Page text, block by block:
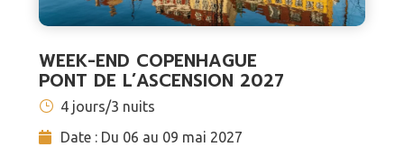
WEEK-END COPENHAGUE
PONT DE L’ASCENSION 2027
4 jours/3 nuits
Date : Du 06 au 09 mai 2027